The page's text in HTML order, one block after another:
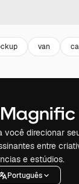
van
você direcionar
entre
e estúdios.
Português